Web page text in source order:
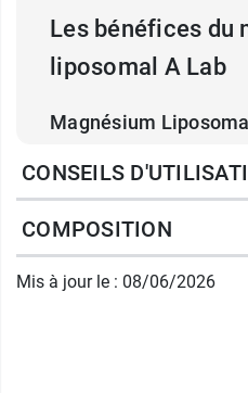
Les bénéfices du
liposomal A Lab
Magnésium
Le magnésium est un
triphosphate (ATP), la
cellules. Sa présence
CONSEILS
COMPOSITION
Mis à jour le : 08/06/2026